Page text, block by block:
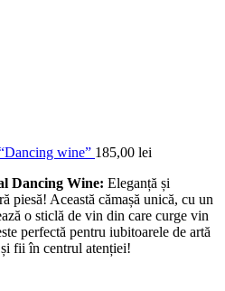
wine” 185,00 lei
Dancing Wine: Eleganță și
piesă! Această cămașă unică, cu un
o sticlă de vin din care curge vin
perfectă pentru iubitoarele de artă
fii în centrul atenției!